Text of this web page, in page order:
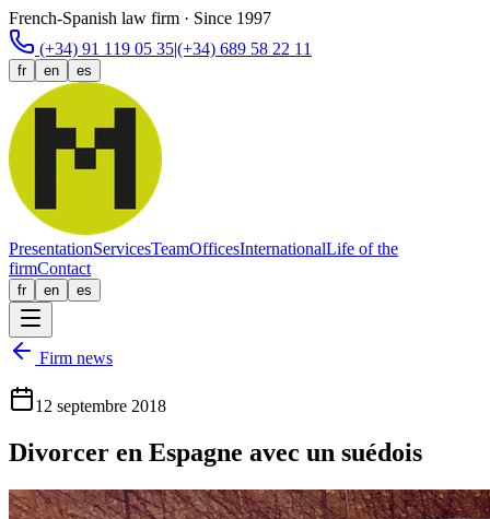
French-Spanish law firm · Since 1997
(+34) 91 119 05 35|(+34) 689 58 22 11
fr en es
PresentationServicesTeamOfficesInternationalLife of the
firmContact
fr en es
Firm news
12 septembre 2018
Divorcer en Espagne avec un suédois